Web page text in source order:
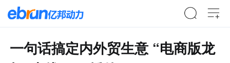
一句话搞定内外贸生意 “电商版龙